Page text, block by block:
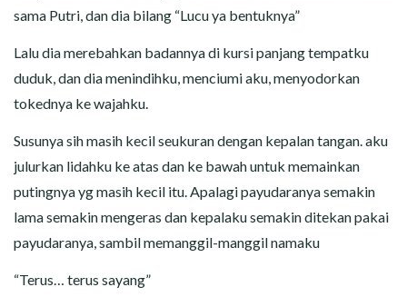
sama Putri, dan dia bilang “Lucu ya bentuknya”
Lalu dia merebahkan badannya di kursi panjang tempatku
duduk, dan dia menindihku, menciumi aku, menyodorkan
tokednya ke wajahku.
Susunya sih masih kecil seukuran dengan kepalan tangan. aku
julurkan lidahku ke atas dan ke bawah untuk memainkan
putingnya yg masih kecil itu. Apalagi payudaranya semakin
lama semakin mengeras dan kepalaku semakin ditekan pakai
payudaranya, sambil memanggil-manggil namaku
“Terus… terus sayang”